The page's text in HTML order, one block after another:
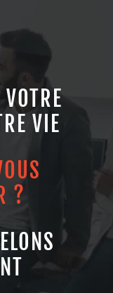
VOTRE
VIE
?